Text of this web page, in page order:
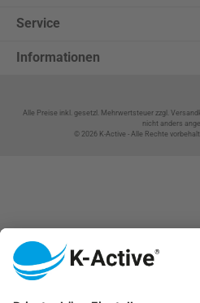
Service
Informationen
Alle Preise inkl. gesetzl. Mehrwertsteuer zzgl.
nicht anders
© 2026 K-Active - Alle Rechte